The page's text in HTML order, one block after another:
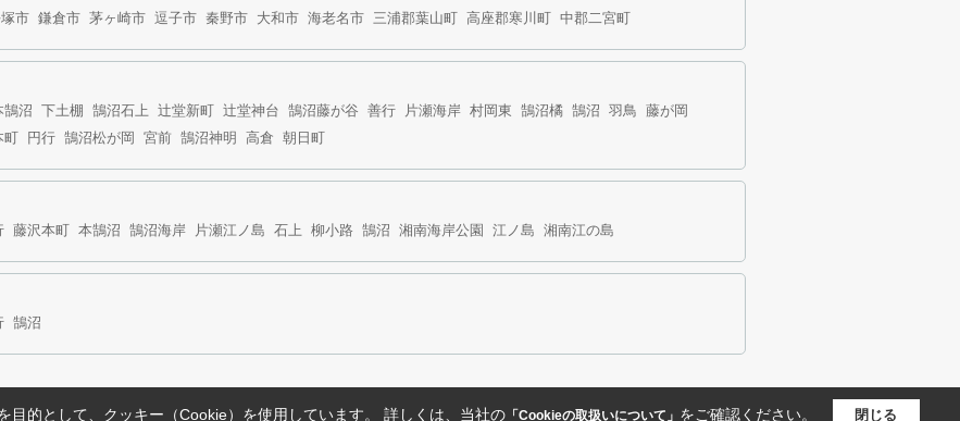
市 鎌倉市 茅ヶ崎市 逗子市 秦野市 大和市 海老名市 三浦郡葉山町 高座郡寒川町 中郡二宮町
鵠沼 下土棚 鵠沼石上 辻堂新町 辻堂神台 鵠沼藤が谷 善行 片瀬海岸 村岡東 鵠沼橘 鵠沼 羽鳥
藤が岡
円行 鵠沼松が岡 宮前 鵠沼神明 高倉 朝日町
藤沢本町 本鵠沼 鵠沼海岸 片瀬江ノ島 石上 柳小路 鵠沼 湘南海岸公園 江ノ島 湘南江の島
鵠沼
的として、クッキー（Cookie）を使用しています。 詳しくは、当社の「Cookieの取扱いについて」 をご確認ください。 閉じる